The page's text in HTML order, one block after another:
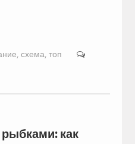
, схема, топ
как